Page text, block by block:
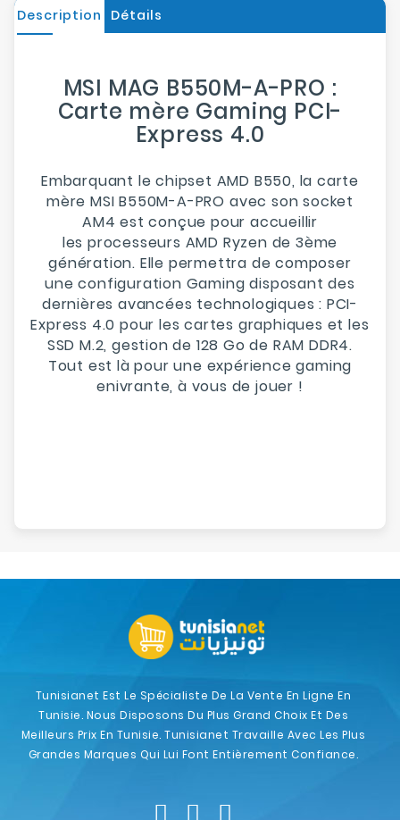
Description Détails
MSI MAG B550M-A-PRO :
Carte mère Gaming PCI-
Express 4.0
Embarquant le chipset AMD B550, la carte
mèreMSI B550M-A-PRO avec son socket
AM4 est conçue pour accueillir
les processeurs AMD Ryzen de 3ème
génération. Elle permettra de composer
uneconfiguration Gaming disposant des
dernières avancées technologiques : PCI-
Express 4.0 pour les cartes graphiques et les
SSD M.2, gestion de 128 Go de RAM DDR4.
Tout est là pour une expérience gaming
enivrante, à vous de jouer !
Tunisianet Est Le Spécialiste De La Vente En Ligne En
Tunisie. Nous Disposons Du Plus Grand Choix Et Des
Meilleurs Prix En Tunisie. Tunisianet Travaille Avec Les Plus
Grandes Marques Qui Lui Font Entièrement Confiance.